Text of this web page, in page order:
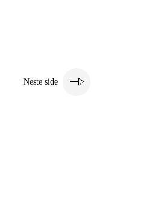
Neste side